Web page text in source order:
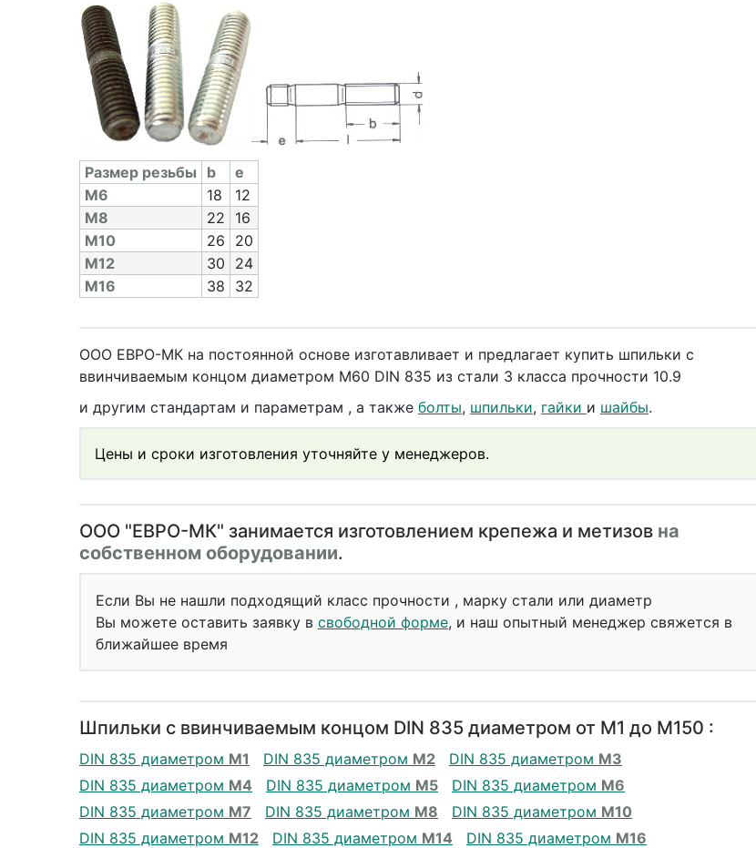
Раз­мер резь­бы b
e
M6
18
12
M8
22
16
M10
26
20
M12
30
24
M16
38 32
ООО ЕВРО-МК на постоянной основе изготавливает и предлагает купить шпильки с
ввинчиваемым концом диаметром М60 DIN 835 из стали 3 класса прочности 10.9
и другим стандартам и параметрам , а также болты, шпильки, гайки и шайбы.
Цены и сроки изготовления уточняйте у менеджеров.
OOO "ЕВРО-МК" занимается изготовлением крепежа и метизов на
собственном оборудовании.
Если Вы не нашли подходящий класс прочности , марку стали или диаметр
Вы можете оставить заявку в свободной форме, и наш опытный менеджер свяжется в
ближайшее время
Шпильки с ввинчиваемым концом DIN 835 диаметром от М1 до М150 :
DIN 835 диаметром М1 DIN 835 диаметром М2 DIN 835 диаметром М3
DIN 835 диаметром М4 DIN 835 диаметром М5 DIN 835 диаметром М6
DIN 835 диаметром М7 DIN 835 диаметром М8 DIN 835 диаметром М10
DIN 835 диаметром М12 DIN 835 диаметром М14 DIN 835 диаметром М16